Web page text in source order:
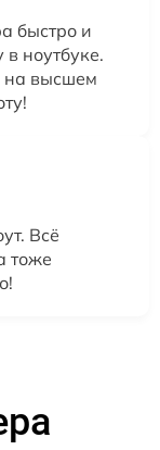
быстро и
ноутбуке.
на высшем
Всё
тоже